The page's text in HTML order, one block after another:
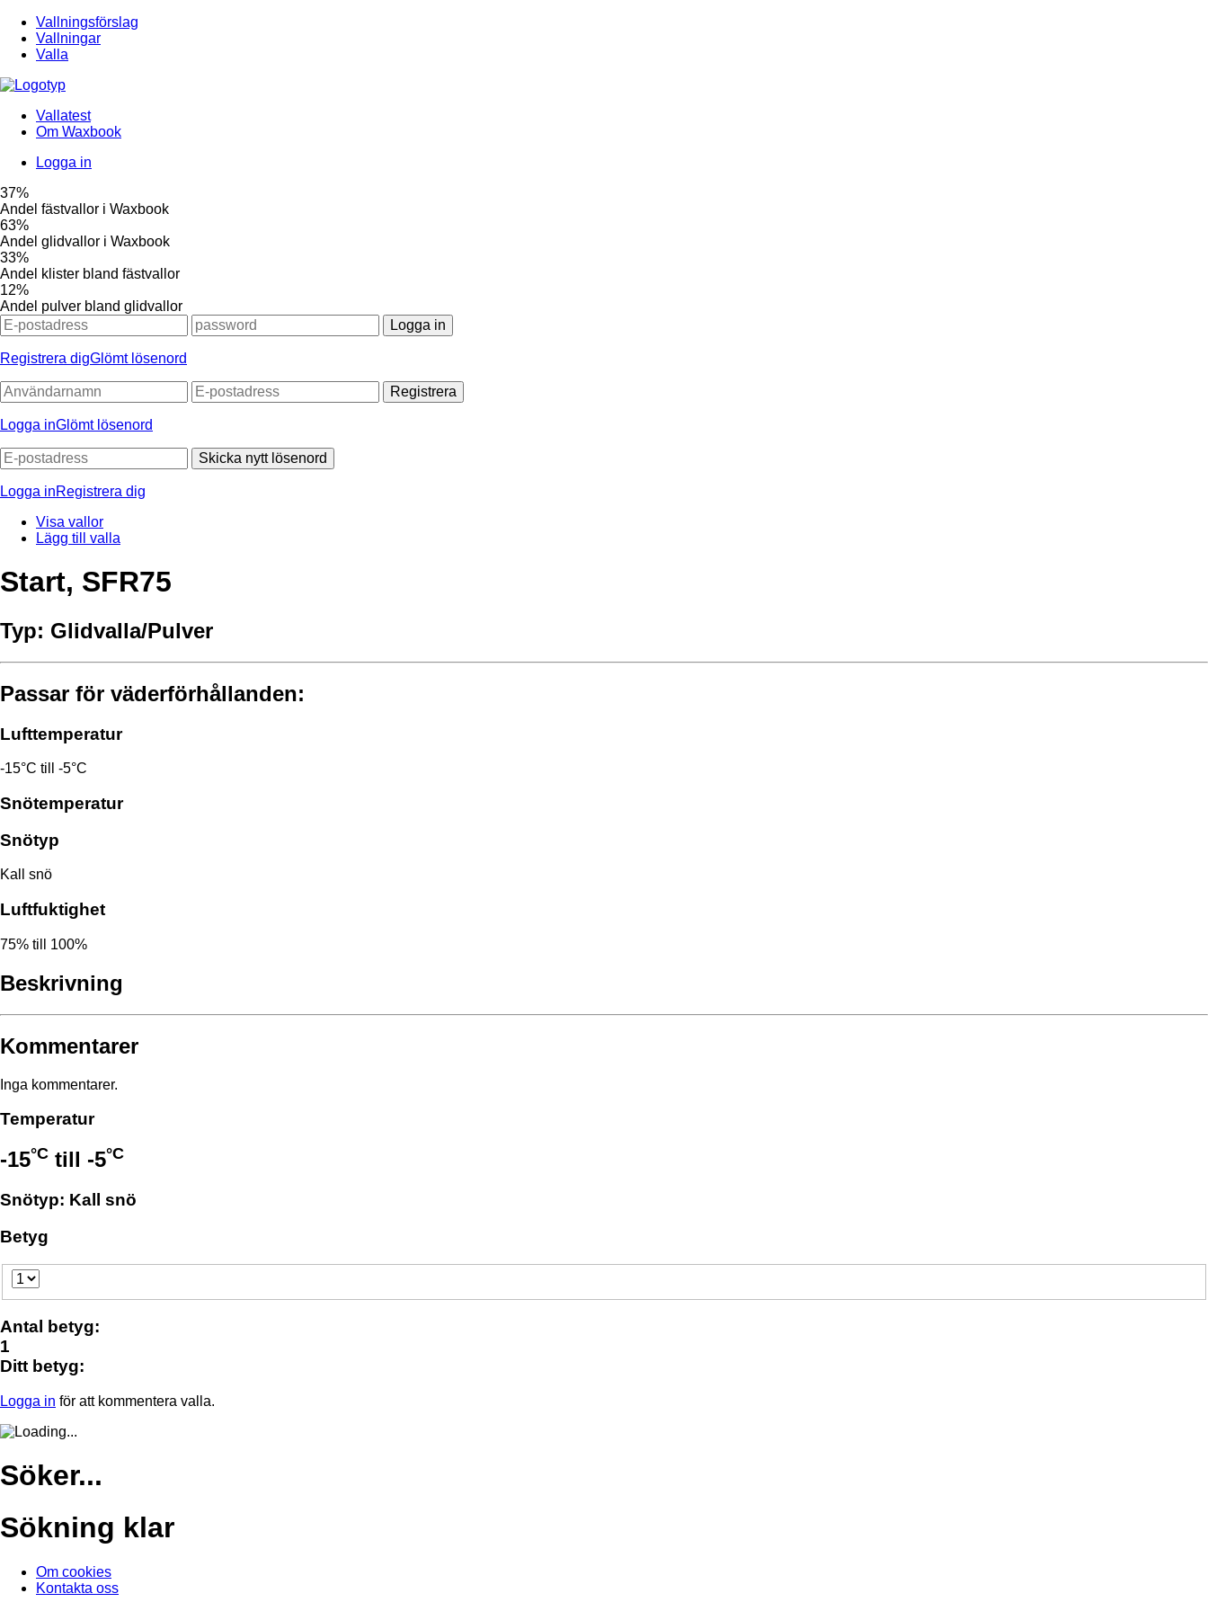
Vallningsförslag
Vallningar
Valla
Vallatest
Om Waxbook
Logga in
37%
Andel fästvallor i Waxbook
63%
Andel glidvallor i Waxbook
33%
Andel klister bland fästvallor
12%
Andel pulver bland glidvallor
Logga in
Registrera digGlömt lösenord
Registrera
Logga inGlömt lösenord
Skicka nytt lösenord
Logga inRegistrera dig
Visa vallor
Lägg till valla
Start, SFR75
Typ: Glidvalla/Pulver
Passar för väderförhållanden:
Lufttemperatur
-15°C till -5°C
Snötemperatur
Snötyp
Kall snö
Luftfuktighet
75% till 100%
Beskrivning
Kommentarer
Inga kommentarer.
Temperatur
-15°C till -5°C
Snötyp: Kall snö
Betyg
Antal betyg:
1
Ditt betyg:
Logga in för att kommentera valla.
Söker...
Sökning klar
Om cookies
Kontakta oss